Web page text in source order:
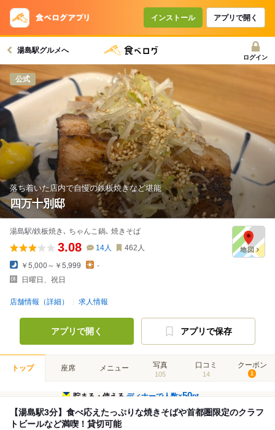
インストール アプリで開く
湯島駅グルメへ
ログイン
公式
落ち着いた店内で自慢の鉄板焼きなど堪能
四万十別邸
湯島駅/鉄板焼き､ ちゃんこ鍋､ 焼きそば
3.08 14人 462 人
￥5,000～￥5,999
-
日曜日、祝日
店舗情報（詳細） 求人情報
アプリで開く アプリで保存
トップ 座席 メニュー 写真
105
口コミ
14
クーポン
1
貯まる・使えるディナーで人数×50pt
【湯島駅3分】食べ応えたっぷりな焼きそばや首都圏限定のクラフ
トビールなど満喫！貸切可能
コースで使えるクーポン
戻る
クーポンを利用せず予約する